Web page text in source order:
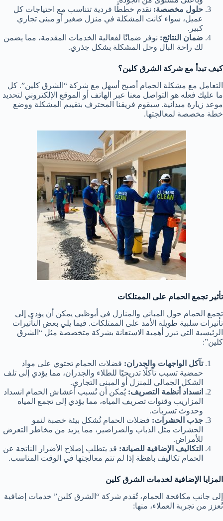
حلول مخصصة: نقدم خططًا فردية تتناسب مع احتياجات كل
عميل، سواء كانت المشكلة في منزل صغير أو مبنى تجاري
كبير.
ضمان النتائج: نوفر ضمانًا لفعالية الخدمات المقدمة، مما يضمن
لك راحة البال وحل المشكلة بشكل جذري.
كيف تبدأ مع شركة الشرق كلين؟
التعامل مع مشكلة الحمام أصبح أسهل مع شركة “الشرق كلين”. كل
ما عليك فعله هو التواصل معنا عبر الهاتف أو الموقع الإلكتروني لتحديد
موعد زيارة ميدانية. سيقوم فريقنا المحترف بتقييم المشكلة ووضع
خطة مخصصة لمعالجتها.
تأثير تجمع الحمام على الممتلكات
تجمع الحمام حول المباني والمنازل في أبوظبي يمكن أن يؤدي إلى
تأثيرات سلبية طويلة الأمد على الممتلكات. فيما يلي بعض التأثيرات
الرئيسية التي تبرز أهمية الاستعانة بشركة متخصصة مثل “الشرق
كلين”:
تآكل الواجهات والجدران: فضلات الحمام تحتوي على مواد
حمضية تسبب تآكلًا تدريجيًا للطلاء والجدران، مما يؤدي إلى تلف
الشكل الجمالي للمنزل أو المبنى التجاري.
انسداد أنظمة التصريف: يُمكن أن تُسبب أعشاش الحمام انسداد
المزاريب وقنوات تصريف المياه، مما يؤدي إلى تجمع المياه
وحدوث تسربات.
جذب الحشرات: فضلات الحمام تُشكل بيئة خصبة لنمو
الحشرات مثل الذباب والصراصير، مما يزيد من مخاطر التعرض
للأمراض.
التكاليف الإضافية للصيانة: قد يتطلب إصلاح الأضرار الناتجة عن
الحمام تكاليف باهظة إذا لم تتم معالجتها في الوقت المناسب.
المزايا الإضافية لخدمات الشرق كلين
إلى جانب مكافحة الحمام، تُقدم شركة “الشرق كلين” خدمات إضافية
تُعزز من تجربة العملاء، منها: